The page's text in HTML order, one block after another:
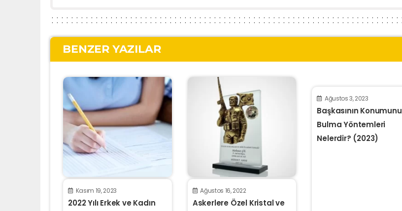
BENZER YAZILAR
Kasım 19, 2023
2022 Yılı Erkek ve Kadın
Ağustos 16, 2022
Askerlere Özel Kristal ve
Ağustos 3, 2023
Başkasının Konumunu
Bulma Yöntemleri
Nelerdir? (2023)